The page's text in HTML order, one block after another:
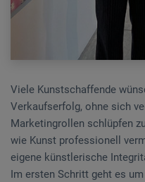
Viele Kunstschaffende
Verkaufserfolg, ohne sich
Marketingrollen schlüpfen
wie Kunst professionell
eigene künstlerische
Im ersten Schritt geht es